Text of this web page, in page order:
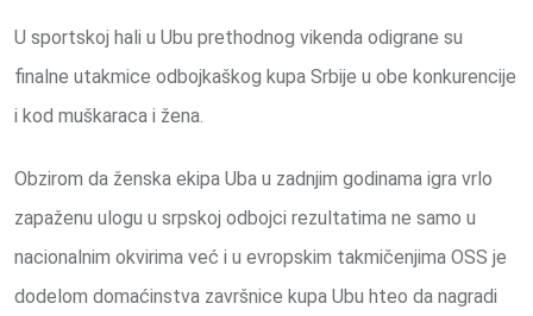
U sportskoj hali u Ubu prethodnog vikenda odigrane su
finalne utakmice odbojkaškog kupa Srbije u obe konkurencije
i kod muškaraca i žena.
Obzirom da ženska ekipa Uba u zadnjim godinama igra vrlo
zapaženu ulogu u srpskoj odbojci rezultatima ne samo u
nacionalnim okvirima već i u evropskim takmičenjima OSS je
dodelom domaćinstva završnice kupa Ubu hteo da nagradi